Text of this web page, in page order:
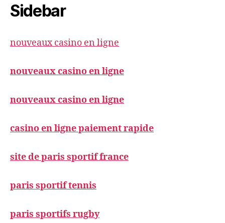
Sidebar
nouveaux casino en ligne
nouveaux casino en ligne
nouveaux casino en ligne
casino en ligne paiement rapide
site de paris sportif france
paris sportif tennis
paris sportifs rugby